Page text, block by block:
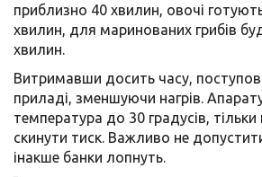
приблизно 40 хвилин, овочі
хвилин, для маринованих грибів
хвилин.
Витримавши досить часу,
приладі, зменшуючи нагрів.
температура до 30 градусів,
скинути тиск. Важливо не
інакше банки лопнуть.